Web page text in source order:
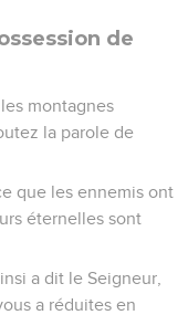
de
montagnes
la parole de
que les ennemis ont
éternelles sont
a dit le Seigneur,
a réduites en